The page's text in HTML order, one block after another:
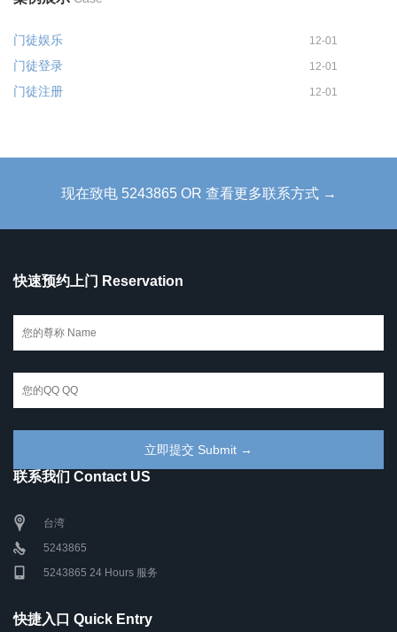
门徒娱乐 12-01
门徒登录 12-01
门徒注册 12-01
现在致电 5243865 OR 查看更多联系方式 →
快速预约上门 Reservation
联系我们 Contact US
台湾
5243865
5243865 24 Hours 服务
快捷入口 Quick Entry